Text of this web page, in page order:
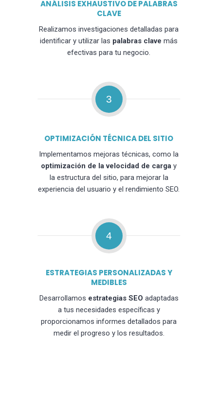
ANÁLISIS EXHAUSTIVO DE PALABRAS
CLAVE
Realizamos investigaciones detalladas para
identificar y utilizar las palabras clave más
efectivas para tu negocio.
3
OPTIMIZACIÓN TÉCNICA DEL SITIO
Implementamos mejoras técnicas, como la
optimización de la velocidad de carga y
la estructura del sitio, para mejorar la
experiencia del usuario y el rendimiento SEO.
4
ESTRATEGIAS PERSONALIZADAS Y
MEDIBLES
Desarrollamos estrategias SEO adaptadas
a tus necesidades específicas y
proporcionamos informes detallados para
medir el progreso y los resultados.